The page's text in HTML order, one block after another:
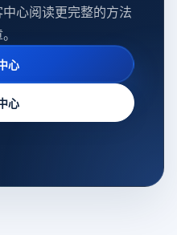
心阅读更完整的方法
心
心